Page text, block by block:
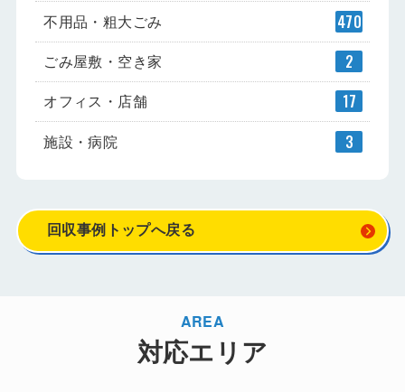
不用品・粗大ごみ 470
ごみ屋敷・空き家 2
オフィス・店舗 17
施設・病院 3
回収事例トップへ戻る
AREA
対応エリア